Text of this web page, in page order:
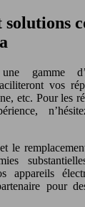
gamme
vos
etc. Pour les
le
appareils
pour